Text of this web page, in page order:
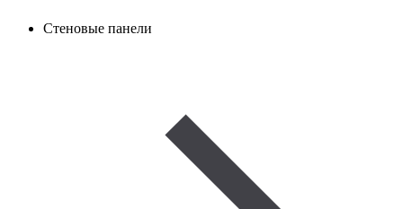
Стеновые панели